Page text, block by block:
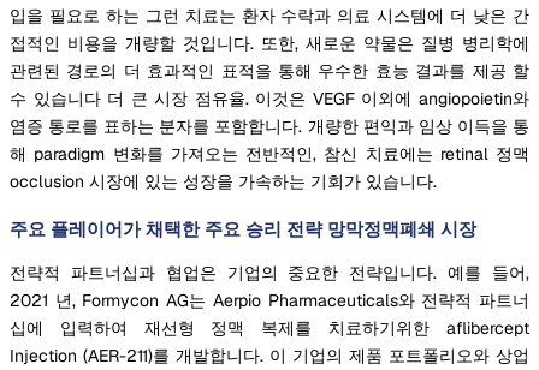
입을 필요로 하는 그런 치료는 환자 수락과 의료 시스템에 더 낮은 간
접적인 비용을 개량할 것입니다. 또한, 새로운 약물은 질병 병리학에
관련된 경로의 더 효과적인 표적을 통해 우수한 효능 결과를 제공 할
수 있습니다 더 큰 시장 점유율. 이것은 VEGF 이외에 angiopoietin와
염증 통로를 표하는 분자를 포함합니다. 개량한 편익과 임상 이득을 통
해 paradigm 변화를 가져오는 전반적인, 참신 치료에는 retinal 정맥
occlusion 시장에 있는 성장을 가속하는 기회가 있습니다.
주요 플레이어가 채택한 주요 승리 전략 망막정맥폐쇄 시장
전략적 파트너십과 협업은 기업의 중요한 전략입니다. 예를 들어,
2021 년, Formycon AG는 Aerpio Pharmaceuticals와 전략적 파트너
십에 입력하여 재선형 정맥 복제를 치료하기위한 aflibercept
Injection (AER-211)를 개발합니다. 이 기업의 제품 포트폴리오와 상업